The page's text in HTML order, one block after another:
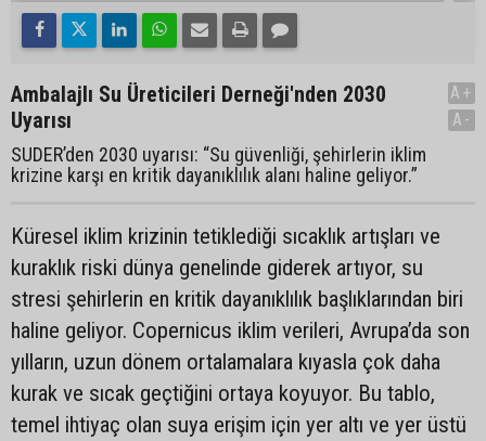
Ambalajlı Su Üreticileri Derneği'nden 2030
Uyarısı
SUDER’den 2030 uyarısı: “Su güvenliği, şehirlerin iklim
krizine karşı en kritik dayanıklılık alanı haline geliyor.”
A+
A-
Küresel iklim krizinin tetiklediği sıcaklık artışları ve
kuraklık riski dünya genelinde giderek artıyor, su
stresi şehirlerin en kritik dayanıklılık başlıklarından biri
haline geliyor. Copernicus iklim verileri, Avrupa’da son
yılların, uzun dönem ortalamalara kıyasla çok daha
kurak ve sıcak geçtiğini ortaya koyuyor. Bu tablo,
temel ihtiyaç olan suya erişim için yer altı ve yer üstü